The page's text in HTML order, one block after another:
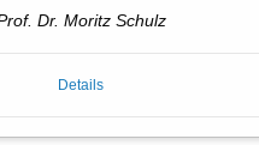
Dr. Moritz Schulz
Details